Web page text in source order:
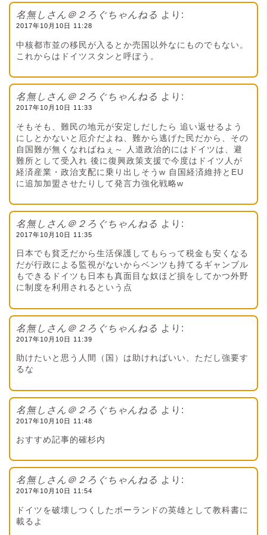
名無しさん＠２ろぐちゃんねる より:
2017年10月10日 11:28
中核都市並の移民が入るとか売国以外なにものでもない。
これからはドイツスタンと呼ぼう。
名無しさん＠２ろぐちゃんねる より:
2017年10月10日 11:33
そもそも、難民の地元が安定しだしたら 追い返せるよう
にしとかないと厄介だよね、難から逃げた民だから、その
自国難が無くなればねぇ～ 人道政治的にはドイツは、避
難所として受入れ 後に復興政策支援で今度はドイツ人が
経済産業・政治支配に乗り出しそうw 自国経済維持とEU
に追加加盟させたりして発言力強化戦略w
名無しさん＠２ろぐちゃんねる より:
2017年10月10日 11:35
日本でも貧乏だから生活保護してもらって税金も安くなる
だが行政による監視がないからベンツも持てるギャンブル
もできるドイツも日本も真面目な奴ほど損をしてかつ外野
に制度を利用されるという点
名無しさん＠２ろぐちゃんねる より:
2017年10月10日 11:39
助けたいと思う人間（国）は助ければいい、ただし強要す
るな
名無しさん＠２ろぐちゃんねる より:
2017年10月10日 11:48
おすすめ記事的確杉内
名無しさん＠２ろぐちゃんねる より:
2017年10月10日 11:54
ドイツを破壊しつくしたポーランドの英雄として教科書に
載るよ